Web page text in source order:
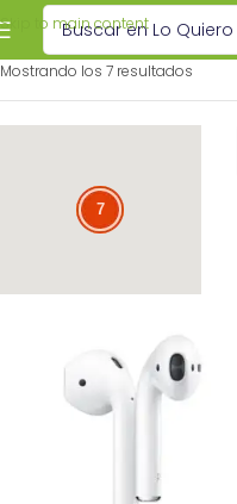
Skip to main content
Mostrando los 7 resultados
7
7